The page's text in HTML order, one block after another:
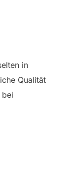
in
Qualität